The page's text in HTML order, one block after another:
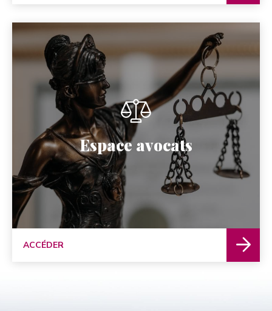
Espace avocats
ACCÉDER